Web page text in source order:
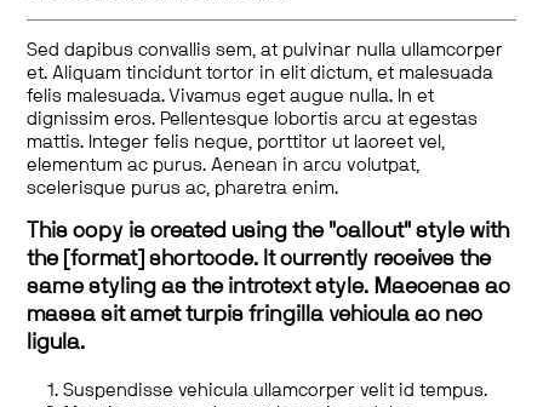
Sed dapibus convallis sem, at pulvinar nulla ullamcorper
et. Aliquam tincidunt tortor in elit dictum, et malesuada
felis malesuada. Vivamus eget augue nulla. In et
dignissim eros. Pellentesque lobortis arcu at egestas
mattis. Integer felis neque, porttitor ut laoreet vel,
elementum ac purus. Aenean in arcu volutpat,
scelerisque purus ac, pharetra enim.
This copy is created using the "callout" style with
the [format] shortcode. It currently receives the
same styling as the introtext style. Maecenas ac
massa sit amet turpis fringilla vehicula ac nec
ligula.
Suspendisse vehicula ullamcorper velit id tempus.